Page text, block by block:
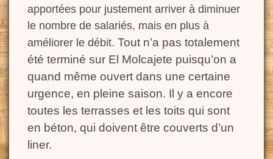
apportées pour justement arriver à diminuer
le nombre de salariés, mais en plus à
améliorer le débit. Tout n’a pas totalement
été terminé sur El Molcajete puisqu’on a
quand même ouvert dans une certaine
urgence, en pleine saison. Il y a encore
toutes les terrasses et les toits qui sont
en béton, qui doivent être couverts d’un
liner.